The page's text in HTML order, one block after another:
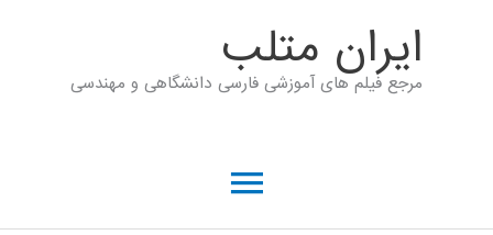
ايران متلب
مرجع فیلم های آموزشی فارسی دانشگاهی و مهندسی
فهرست